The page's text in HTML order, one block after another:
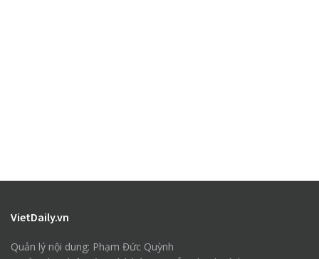
VietDaily.vn
Quản lý nội dung: Phạm Đức Quỳnh